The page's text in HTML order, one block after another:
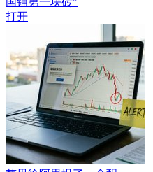
打开